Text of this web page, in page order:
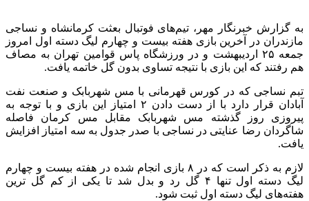
به گزارش خبرنگار مهر، تیم‌های فوتبال بعثت کرمانشاه و نساجی
مازندران در آخرین بازی هفته بیست و چهارم لیگ دسته اول امروز
جمعه ۲۵ اردیبهشت و در ورزشگاه پاس قوامین تهران به مصاف
هم رفتند که این بازی با نتیجه تساوی بدون گل خاتمه یافت.
تبم نساجی که در کورس قهرمانی با مس شهربابک و صنعت نفت
آبادان قرار دارد با از دست دادن ۲ امتیاز این بازی و با توجه به
پیروزی روز گذشته مس شهربابک مقابل مس کرمان فاصله
شاگردان رضا عنایتی در نساجی با صدر جدول به سه امتیاز افزایش
یافت.
لازم به ذکر است که در ۸ بازی انجام شده در هفته بیست و چهارم
لیگ دسته اول تنها ۴ گل رد و بدل شد تا یکی از کم گل ترین
هفته‌های لیگ دسته اول ثبت شود.